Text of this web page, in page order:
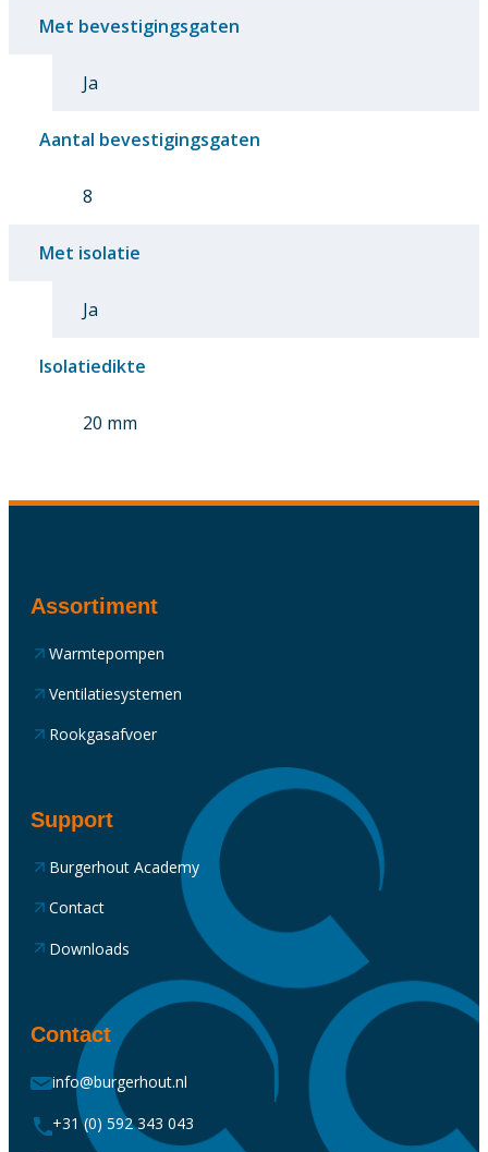
Met bevestigingsgaten
Ja
Aantal bevestigingsgaten
8
Met isolatie
Ja
Isolatiedikte
20 mm
Assortiment
Warmtepompen
Ventilatiesystemen
Rookgasafvoer
Support
Burgerhout Academy
Contact
Downloads
Contact
info@burgerhout.nl
+31 (0) 592 343 043